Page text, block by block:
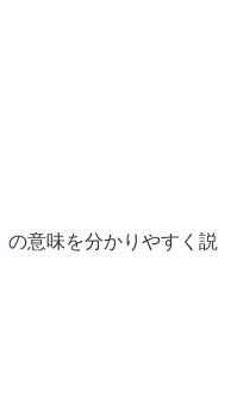
の意味を分かりやすく説